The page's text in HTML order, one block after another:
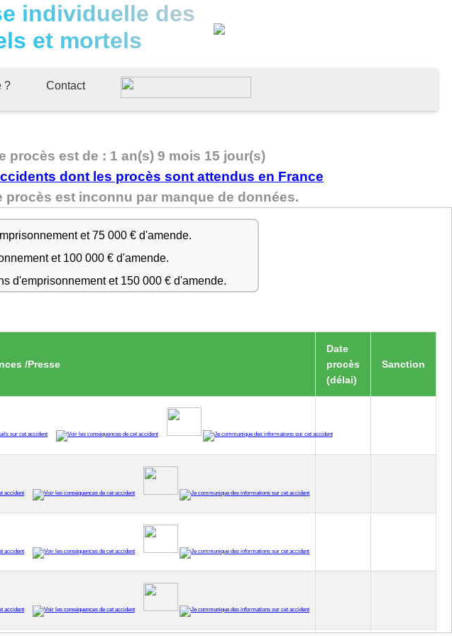
individuelle des
et mortels
? Contact
procès est de : 1 an(s) 9 mois 15 jour(s)
procès est inconnu par manque de données.
et 75 000 € d'amende.
et 100 000 € d'amende.
d'emprisonnement et 150 000 € d'amende.
/Presse
Date
procès
(délai)
Sanction